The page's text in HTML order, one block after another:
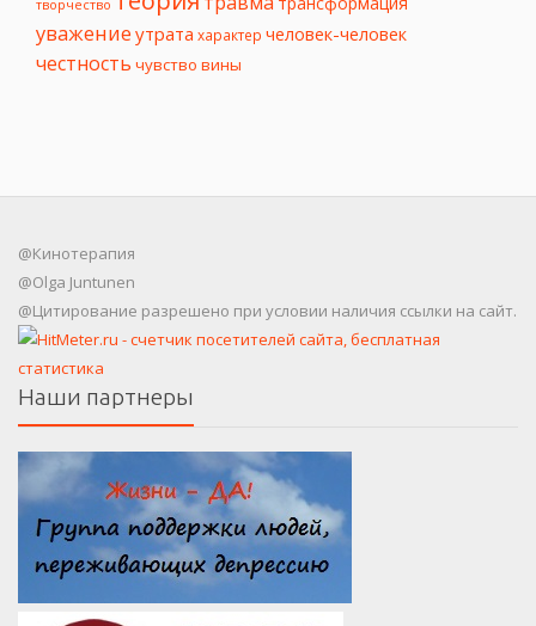
творчество
уважение утрата характер человек-человек
честность чувство вины
@Кинотерапия
@Olga Juntunen
@Цитирование разрешено при условии наличия ссылки на сайт.
Наши партнеры